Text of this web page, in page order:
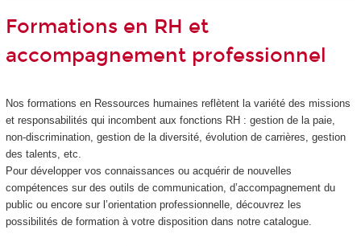
Formations en RH et
accompagnement professionnel
Nos formations en Ressources humaines reflètent la variété des missions
et responsabilités qui incombent aux fonctions RH : gestion de la paie,
non-discrimination, gestion de la diversité, évolution de carrières, gestion
des talents, etc.
Pour développer vos connaissances ou acquérir de nouvelles
compétences sur des outils de communication, d’accompagnement du
public ou encore sur l’orientation professionnelle, découvrez les
possibilités de formation à votre disposition dans notre catalogue.